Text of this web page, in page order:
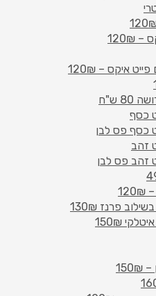
איקס – 120₪
ש"ח
כסף
כסף פס לבן
זהב
זהב פס לבן
פרנז 130₪
150₪